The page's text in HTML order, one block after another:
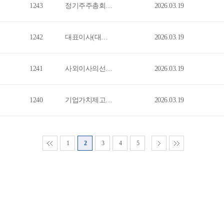
1243 정기주주총회결과 2026.03.19
1242 대표이사(대표집행임원)변경(안내공시) 2026.03.19
1241 사외이사의선임ㆍ해임또는중도퇴임에관한신고 2026.03.19
1240 기업가치제고계획(자율공시) 2026.03.19
1 2 3 4 5